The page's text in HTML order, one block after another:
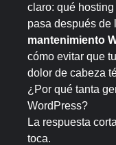
claro: qué
pasa después de
mantenimiento
cómo evitar que
dolor de cabeza
¿Por qué tanta
WordPress?
La respuesta
toca.